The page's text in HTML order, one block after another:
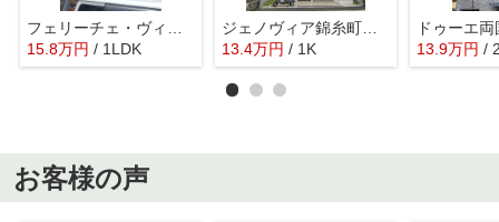
フェリーチェ・ヴィータ
15.8万円 / 1LDK
ジェノヴィア錦糸町スカイガーデン
13.4万円 / 1K
ドゥーエ
13.9万円 /
お客様の声